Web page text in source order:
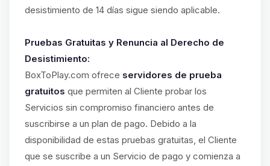
desistimiento de 14 días sigue siendo aplicable.
Pruebas Gratuitas y Renuncia al Derecho de
Desistimiento:
BoxToPlay.com ofrece servidores de prueba
gratuitos que permiten al Cliente probar los
Servicios sin compromiso financiero antes de
suscribirse a un plan de pago. Debido a la
disponibilidad de estas pruebas gratuitas, el Cliente
que se suscribe a un Servicio de pago y comienza a